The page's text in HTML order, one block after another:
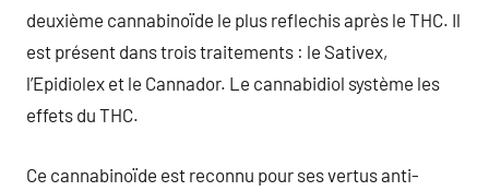
deuxième cannabinoïde le plus reflechis après le THC. Il
est présent dans trois traitements : le Sativex,
l’Epidiolex et le Cannador. Le cannabidiol système les
effets du THC.
Ce cannabinoïde est reconnu pour ses vertus anti-